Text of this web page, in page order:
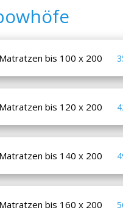
Matratzen bis 100 x 200
Matratzen bis 120 x 200
Matratzen bis 140 x 200
Matratzen bis 160 x 200